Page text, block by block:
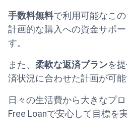
手数料無料で利用可能なこ
計画的な購入への資金サポ
す。
また、 柔軟な返済プランを
済状況に合わせた計画が可能
日々の生活費から大きなプ
Free Loanで安心して目標を